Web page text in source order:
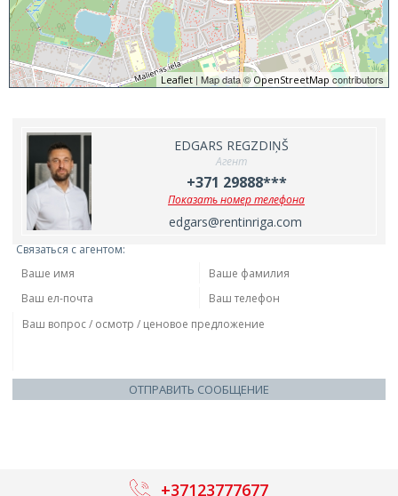
Leaflet | Map data © OpenStreetMap contributors
EDGARS REGZDIŅŠ
Агент
+371 29888***
Показать номер телефона
edgars@rentinriga.com
Связаться с агентом:
ОТПРАВИТЬ СООБЩЕНИЕ
+37123777677